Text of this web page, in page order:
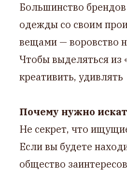
Большинство
одежды со своим
вещами — воровство
Чтобы выделяться из
креативить, удивлять
Почему нужно
Не секрет, что
Если вы будете
общество